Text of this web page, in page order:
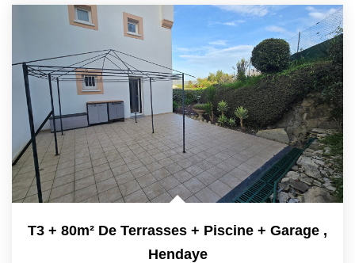
Nos Partenaires
NOTRE AGENCE
L'agence
Notre Équipe
Avis Clients
Actualités
CONTACT
T3 + 80m² De Terrasses + Piscine + Garage ,
Hendaye